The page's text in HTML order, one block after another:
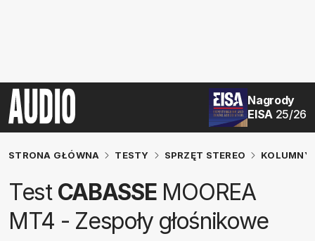
Nagrody
EISA 25/26
STRONA GŁÓWNA TESTY SPRZĘT STEREO KOLUMNY
Test CABASSEMOOREA
MT4 - Zespoły głośnikowe